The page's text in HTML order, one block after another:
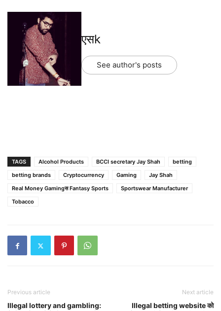
एसk
See author's posts
TAGS Alcohol Products BCCI secretary Jay Shah
betting
betting brands
Cryptocurrency Gaming
Jay Shah
Real Money Gamingस Fantasy Sports
Sportswear Manufacturer
Tobacco
Previous article
Illegal lottery and gambling:
Next article
Illegal betting website को